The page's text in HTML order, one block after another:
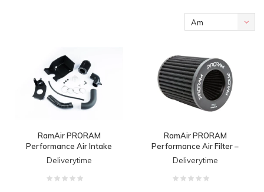
Am
angesehen
RamAir PRORAM
Performance Air Intake
– VAG 1.2 / 1.4 TSI
(EA211) – Audi /
Volkswagen / Seat /
Deliverytime
RamAir PRORAM
Performance Air Filter –
60mm / 63mm / 70mm /
76mm
Deliverytime